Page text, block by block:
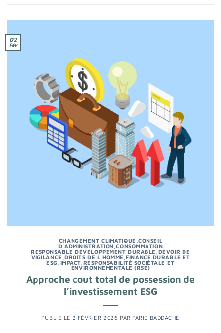
02
Fév
CHANGEMENT CLIMATIQUE ,CONSEIL
D'ADMINISTRATION ,CONSOMMATION
RESPONSABLE ,DÉVELOPPEMENT DURABLE DEVOIR DE
VIGILANCE ,DROITS DE L'HOMME ,FINANCE DURABLE ET
ESG IMPACT, RESPONSABILITÉ SOCIÉTALE ET
ENVIRONNEMENTALE (RSE)
Approche cout total de possession de
l’investissement ESG
PUBLIÉ LE 2 FÉVRIER 2026 PAR FARID BADDACHE